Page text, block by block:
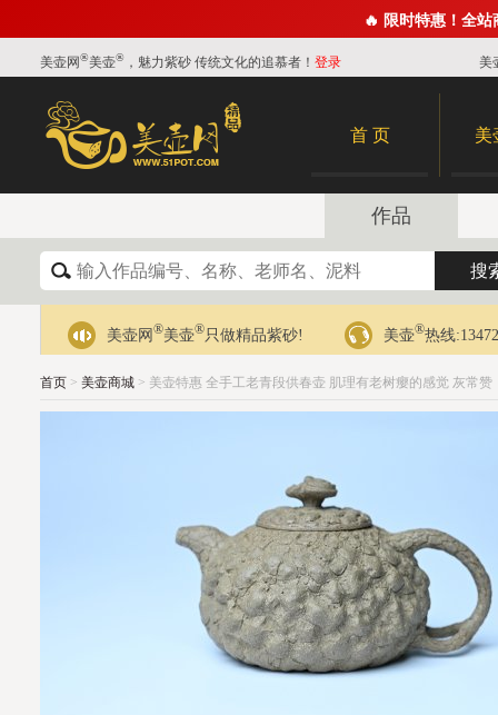
🔥 限时特惠！全
美壶网®美壶® ，魅力紫砂 传统文化的追慕者！ 登录 美
首 页 美
作品
美壶网®美壶®只做精品紫砂! 美壶®热线
首页 > 美壶商城 > 美壶特惠 全手工老青段供春壶 肌理有老树瘿的感觉 灰常赞